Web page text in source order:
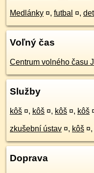
Medlánky ¤, futbal ¤,
Voľný čas
Centrum volného času
Služby
kôš ¤, kôš ¤, kôš ¤, kôš
zkušební ústav ¤, kôš ¤,
Doprava